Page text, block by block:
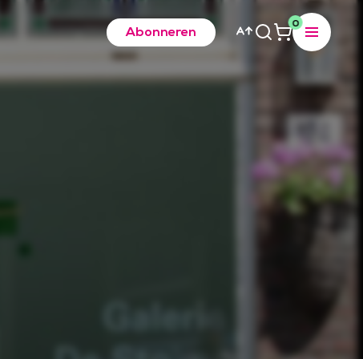
Abonneren
0